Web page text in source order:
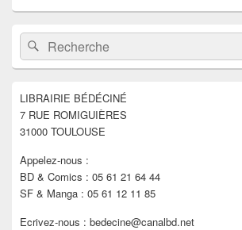
Zone
principale
de
widget
barre
latérale
Recherche :Rechercher
LIBRAIRIE BÉDÉCINÉ
7 RUE ROMIGUIÈRES
31000 TOULOUSE
Appelez-nous :
BD & Comics : 05 61 21 64 44
SF & Manga : 05 61 12 11 85
Ecrivez-nous : bedecine@canalbd.net